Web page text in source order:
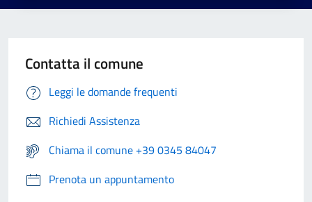
Contatta il comune
Leggi le domande frequenti
Richiedi Assistenza
Chiama il comune +39 0345 84047
Prenota un appuntamento